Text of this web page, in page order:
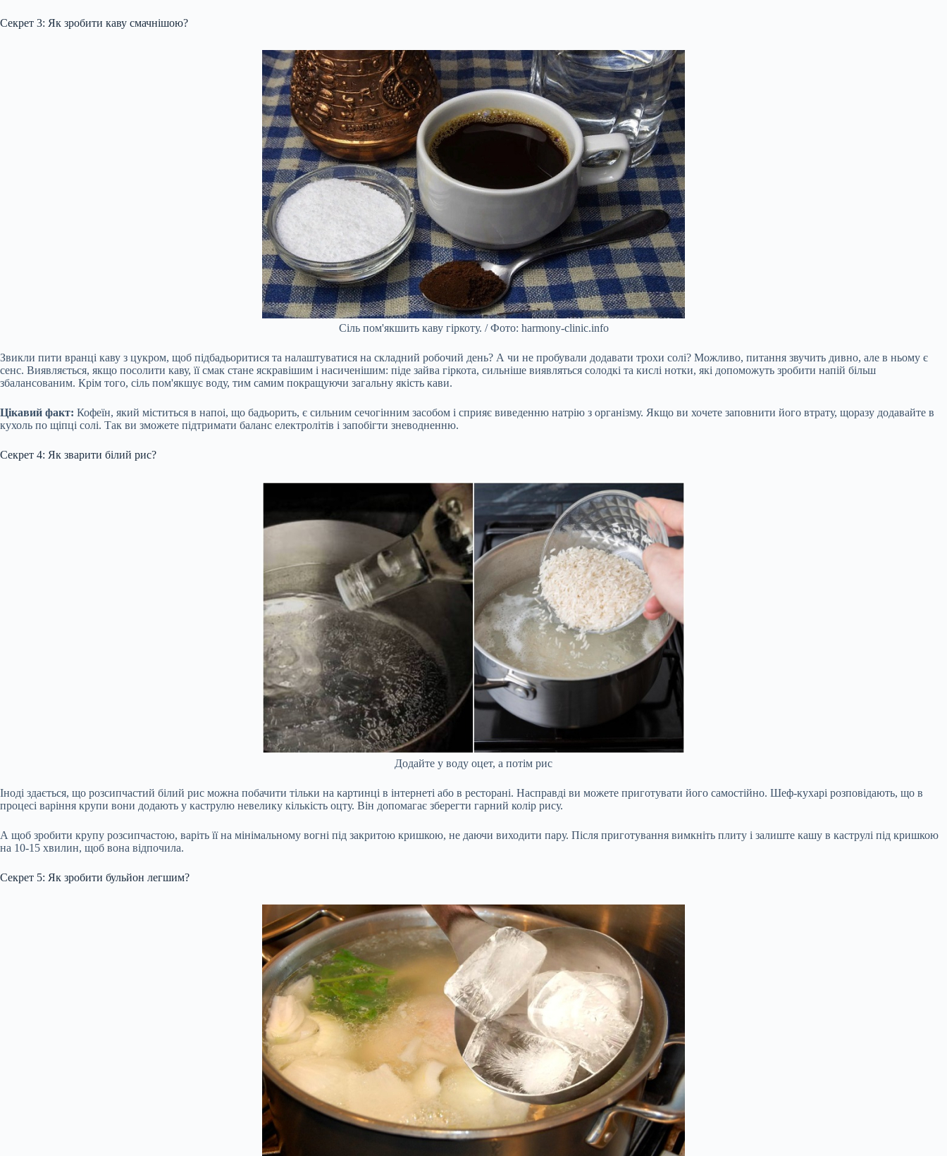
Секрет 3: Як зробити каву смачнішою?
Сіль пом'якшить каву гіркоту. / Фото: harmony-clinic.info
Звикли пити вранці каву з цукром, щоб підбадьоритися та налаштуватися на складний робочий день? А чи не пробували додавати трохи солі? Можливо, питання звучить дивно, але в ньому є
сенс. Виявляється, якщо посолити каву, її смак стане яскравішим і насиченішим: піде зайва гіркота, сильніше виявляться солодкі та кислі нотки, які допоможуть зробити напій більш
збалансованим. Крім того, сіль пом'якшує воду, тим самим покращуючи загальну якість кави.
Цікавий факт: Кофеїн, який міститься в напоі, що бадьорить, є сильним сечогінним засобом і сприяє виведенню натрію з організму. Якщо ви хочете заповнити його втрату, щоразу додавайте в
кухоль по щіпці солі. Так ви зможете підтримати баланс електролітів і запобігти зневодненню.
Секрет 4: Як зварити білий рис?
Додайте у воду оцет, а потім рис
Іноді здається, що розсипчастий білий рис можна побачити тільки на картинці в інтернеті або в ресторані. Насправді ви можете приготувати його самостійно. Шеф-кухарі розповідають, що в
процесі варіння крупи вони додають у каструлю невелику кількість оцту. Він допомагає зберегти гарний колір рису.
А щоб зробити крупу розсипчастою, варіть її на мінімальному вогні під закритою кришкою, не даючи виходити пару. Після приготування вимкніть плиту і залиште кашу в каструлі під кришкою
на 10-15 хвилин, щоб вона відпочила.
Секрет 5: Як зробити бульйон легшим?